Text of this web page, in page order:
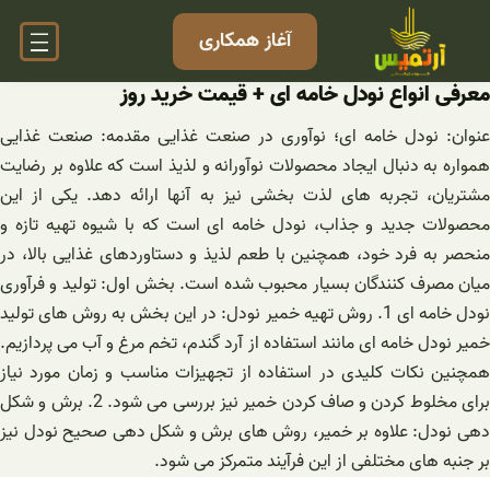
آغاز همکاری
معرفی انواع نودل خامه ای + قیمت خرید روز
عنوان: نودل خامه ای؛ نوآوری در صنعت غذایی مقدمه: صنعت غذایی
همواره به دنبال ایجاد محصولات نوآورانه و لذیذ است که علاوه بر رضایت
مشتریان، تجربه های لذت بخشی نیز به آنها ارائه دهد. یکی از این
محصولات جدید و جذاب، نودل خامه ای است که با شیوه تهیه تازه و
منحصر به فرد خود، همچنین با طعم لذیذ و دستاوردهای غذایی بالا، در
میان مصرف کنندگان بسیار محبوب شده است. بخش اول: تولید و فرآوری
نودل خامه ای 1. روش تهیه خمیر نودل: در این بخش به روش های تولید
خمیر نودل خامه ای مانند استفاده از آرد گندم، تخم مرغ و آب می پردازیم.
همچنین نکات کلیدی در استفاده از تجهیزات مناسب و زمان مورد نیاز
برای مخلوط کردن و صاف کردن خمیر نیز بررسی می شود. 2. برش و شکل
دهی نودل: علاوه بر خمیر، روش های برش و شکل دهی صحیح نودل نیز
بر جنبه های مختلفی از این فرآیند متمرکز می شود.